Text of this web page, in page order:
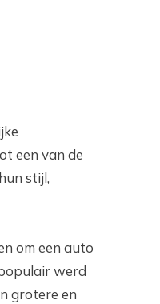
een van de
stijl,
om een auto
werd
grotere en